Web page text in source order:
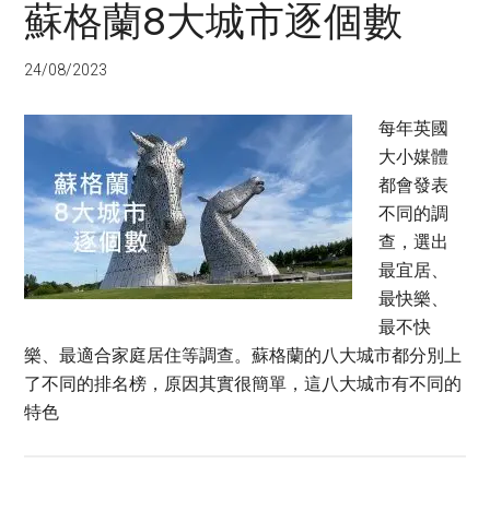
蘇格蘭8大城市逐個數
24/08/2023
每年英國
大小媒體
都會發表
不同的調
查，選出
最宜居、
最快樂、
最不快
樂、最適合家庭居住等調查。蘇格蘭的八大城市都分別上
了不同的排名榜，原因其實很簡單，這八大城市有不同的
特色